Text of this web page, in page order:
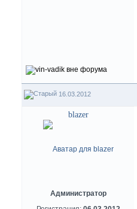
16.03.2012
blazer
Администратор